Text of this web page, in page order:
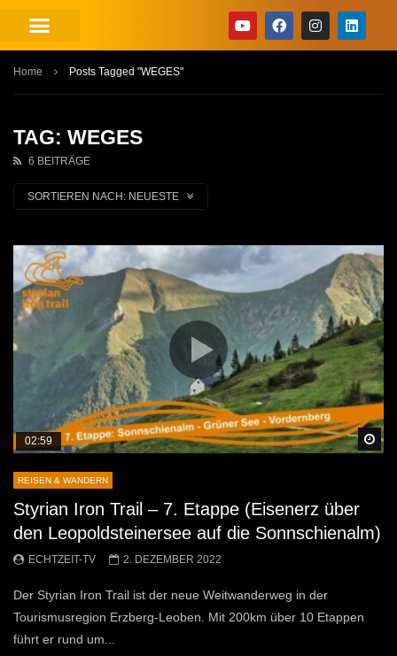
Home Posts Tagged "WEGES"
TAG: WEGES
6 BEITRÄGE
SORTIEREN NACH: NEUESTE
02:59
REISEN & WANDERN
Styrian Iron Trail – 7. Etappe (Eisenerz über
den Leopoldsteinersee auf die Sonnschienalm)
ECHTZEIT-TV 2. DEZEMBER 2022
Der Styrian Iron Trail ist der neue Weitwanderweg in der
Tourismusregion Erzberg-Leoben. Mit 200km über 10 Etappen
führt er rund um...